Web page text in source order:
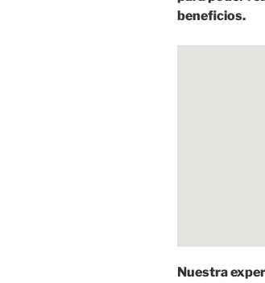
beneficios.
Nuestra